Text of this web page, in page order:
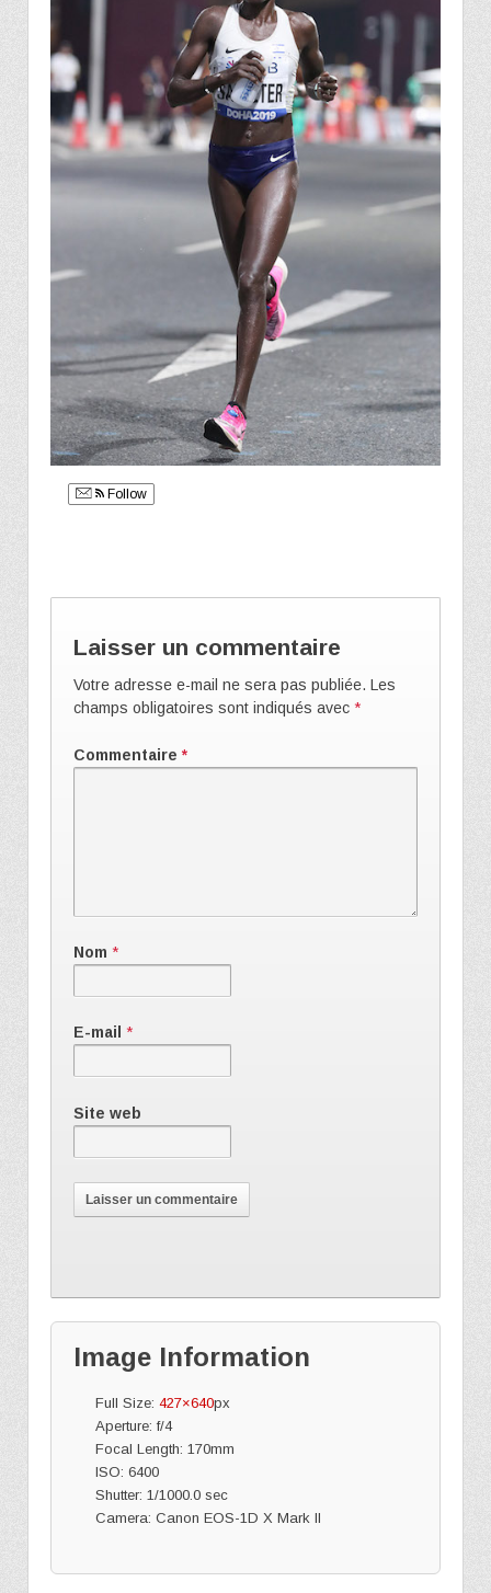
Follow
Laisser un commentaire
Votre adresse e-mail ne sera pas publiée. Les
champs obligatoires sont indiqués avec *
Commentaire *
Nom *
E-mail *
Site web
Image Information
Full Size: 427×640px
Aperture: f/4
Focal Length: 170mm
ISO: 6400
Shutter: 1/1000.0 sec
Camera: Canon EOS-1D X Mark II